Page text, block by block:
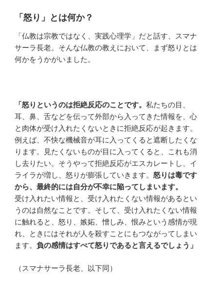
「怒り」とは何か？
「仏教は宗教ではなく、実践心理学」だと話す、スマナ
サーラ長老。そんな仏教の教えにおいて、まず怒りとは
何かをうかがいました。
「怒りというのは拒絶反応のことです。 私たちの目、
耳、鼻、舌などを伝って外部から入ってきた情報を、心
と肉体が受け入れたくないときに拒絶反応が起きます。
例えば、不快な機械音が耳に入ってくると遮断したくな
ります。見たくないものが目に入ってくると、これも消
し去りたい。そうやって拒絶反応がエスカレートし、イ
ライラが増し、怒りが膨張していきます。 怒りは毒です
から、最終的には自分が不幸に陥ってしまいます。
受け入れたい情報と、受け入れたくない情報があるとい
うのは自然なことです。そして、受け入れたくない情報
に触れると、怒り、嫉妬、憎しみ、恨みという感情が現
れ、ときにはそれが人を殺すことにもつながってしまい
ます。 負の感情はすべて怒りであると言えるでしょう」
（スマナサーラ長老、以下同）